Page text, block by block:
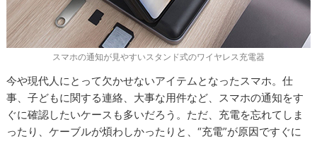
スマホの通知が見やすいスタンド式のワイヤレス充電器
今や現代人にとって欠かせないアイテムとなったスマホ。仕
事、子どもに関する連絡、大事な用件など、スマホの通知をす
ぐに確認したいケースも多いだろう。ただ、充電を忘れてしま
ったり、ケーブルが煩わしかったりと、“充電”が原因ですぐに